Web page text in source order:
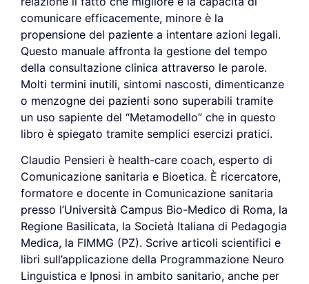
comunicare efficacemente, minore è la
propensione del paziente a intentare azioni legali.
Questo manuale affronta la gestione del tempo
della consultazione clinica attraverso le parole.
Molti termini inutili, sintomi nascosti, dimenticanze
o menzogne dei pazienti sono superabili tramite
un uso sapiente del “Metamodello” che in questo
libro è spiegato tramite semplici esercizi pratici.
Claudio Pensieri è health-care coach, esperto di
Comunicazione sanitaria e Bioetica. È ricercatore,
formatore e docente in Comunicazione sanitaria
presso l’Università Campus Bio-Medico di Roma, la
Regione Basilicata, la Società Italiana di Pedagogia
Medica, la FIMMG (PZ). Scrive articoli scientifici e
libri sull’applicazione della Programmazione Neuro
Linguistica e Ipnosi in ambito sanitario, anche per